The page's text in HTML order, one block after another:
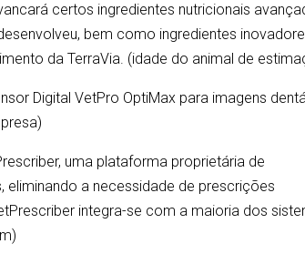
certos ingredientes nutricionais
bem como ingredientes
da TerraVia. (idade do animal de
Digital VetPro OptiMax para imagens
uma plataforma proprietária de
a necessidade de prescrições
integra-se com a maioria dos